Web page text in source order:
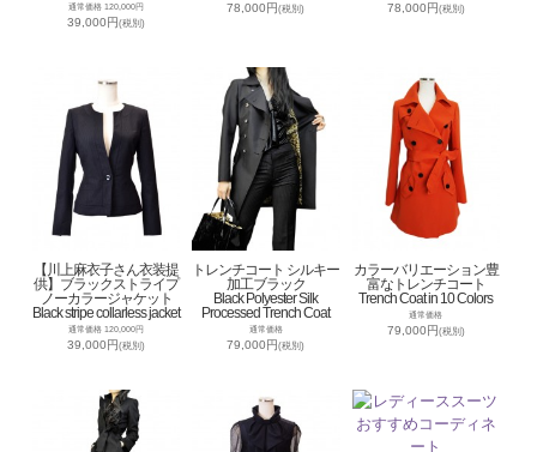
通常価格 120,000円
39,000円(税別)
78,000円(税別) 78,000円(税別)
【川上麻衣子さん衣装提
供】ブラックストライプ
ノーカラージャケット
Black stripe collarless jacket
通常価格 120,000円
39,000円(税別)
トレンチコート シルキー
加工ブラック
Black Polyester Silk
Processed Trench Coat
通常価格
79,000円(税別)
カラーバリエーション豊
富なトレンチコート
Trench Coat in 10 Colors
通常価格
79,000円(税別)